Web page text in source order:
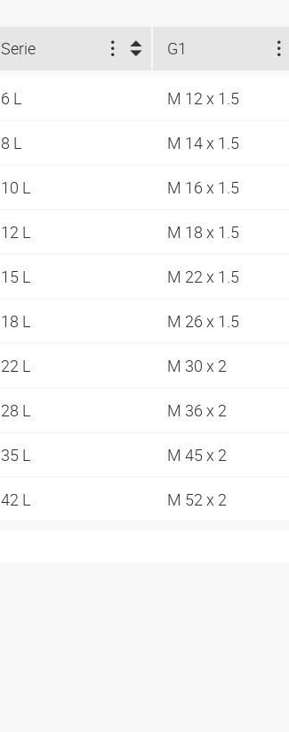
Serie G1
6 L M 12 x 1.5
8 L M 14 x 1.5
10 L M 16 x 1.5
12 L M 18 x 1.5
15 L M 22 x 1.5
18 L M 26 x 1.5
22 L M 30 x 2
28 L M 36 x 2
35 L M 45 x 2
42 L M 52 x 2